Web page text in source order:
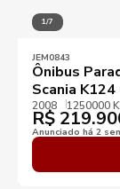
1/7
JEM0843
Ônibus
Scania K124
2008 1250000
R$
Anunciado há 2